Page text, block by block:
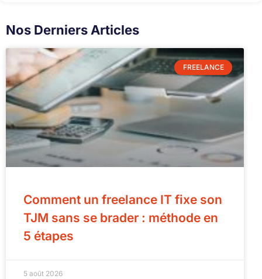
Nos Derniers Articles
FREELANCE
Comment un freelance IT fixe son
TJM sans se brader : méthode en
5 étapes
5 août 2026